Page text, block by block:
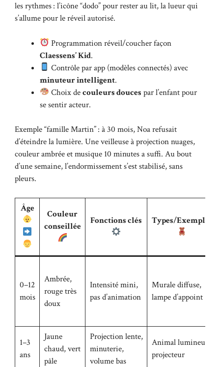
les rythmes : l’icône “dodo” pour rester au lit, la lueur qui
s’allume pour le réveil autorisé.
Programmation réveil/coucher façon
Claessens’ Kid.
Contrôle par app (modèles connectés) avec
minuteur intelligent.
Choix decouleurs douces par l’enfant pour
se sentir acteur.
Exemple “famille Martin” : à 30 mois, Noa refusait
d’éteindre la lumière. Une veilleuse à projection nuages,
couleur ambrée et musique 10 minutes a suffi. Au bout
d’une semaine, l’endormissement s’est stabilisé, sans
pleurs.
Âge
Couleur
conseillée
Fonctions clés Types/Exemples
0–12
mois
Ambrée,
rouge très
doux
Intensité mini,
pas d’animation
Murale diffuse,
lampe d’appoint
1–3
ans
Jaune
chaud, vert
pâle
Projection lente,
minuterie,
volume bas
Animal lumineux,
projecteur